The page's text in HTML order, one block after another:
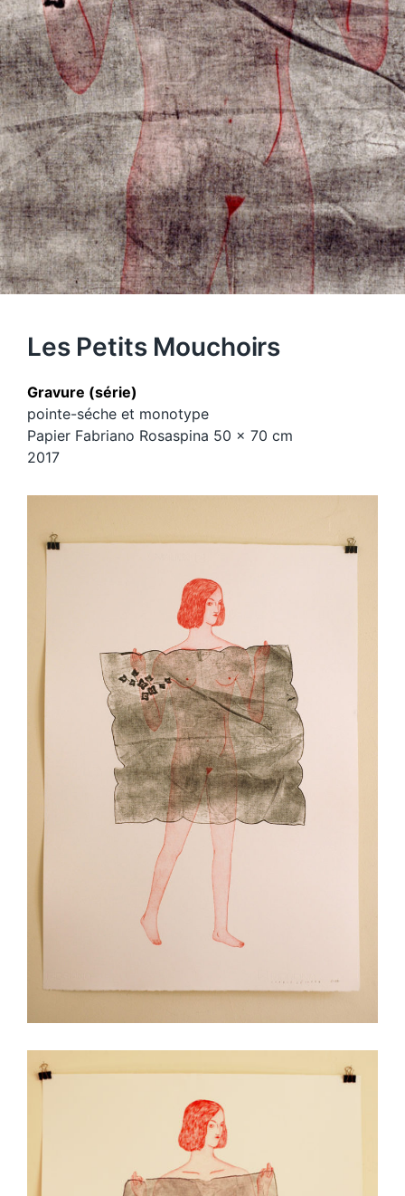
Les Petits Mouchoirs
Gravure (série)
pointe-séche et monotype
Papier Fabriano Rosaspina 50 x 70 cm
2017